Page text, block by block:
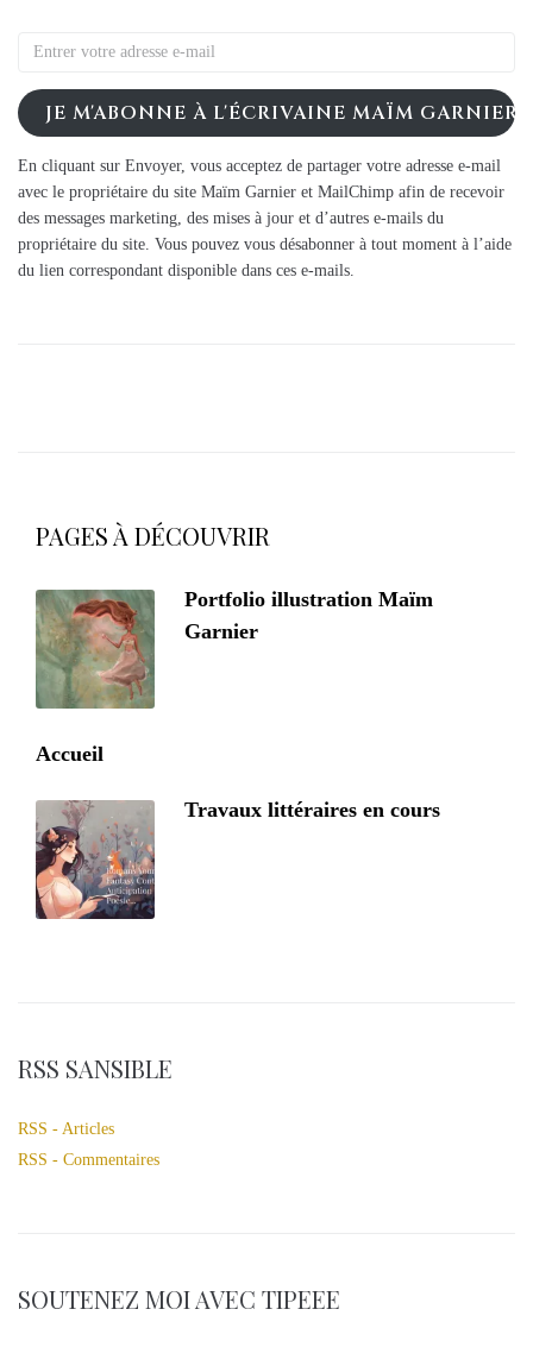
JE M'ABONNE À L'ÉCRIVAINE MAÏM GARNIER
En cliquant sur Envoyer, vous acceptez de partager votre adresse e-mail
avec le propriétaire du site Maïm Garnier et MailChimp afin de recevoir
des messages marketing, des mises à jour et d’autres e-mails du
propriétaire du site. Vous pouvez vous désabonner à tout moment à l’aide
du lien correspondant disponible dans ces e-mails.
PAGES À DÉCOUVRIR
Portfolio illustration Maïm
Garnier
Accueil
Travaux littéraires en cours
RSS SANSIBLE
RSS - Articles
RSS - Commentaires
SOUTENEZ MOI AVEC TIPEEE